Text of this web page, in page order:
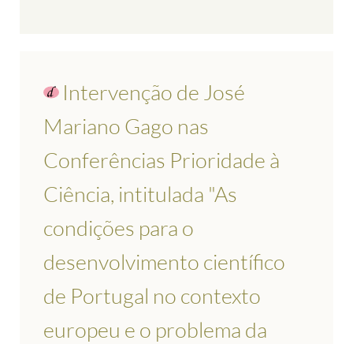
Intervenção de José
Mariano Gago nas
Conferências Prioridade à
Ciência, intitulada "As
condições para o
desenvolvimento científico
de Portugal no contexto
europeu e o problema da